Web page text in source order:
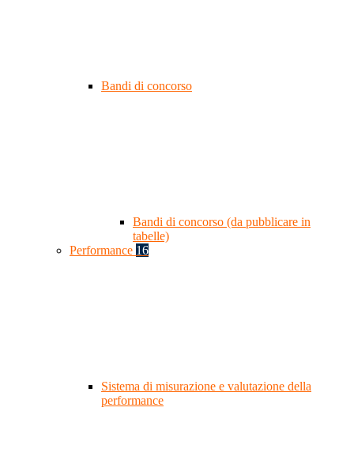
Bandi di concorso
Bandi di concorso (da pubblicare in
tabelle)
Performance 16
Sistema di misurazione e valutazione della
performance